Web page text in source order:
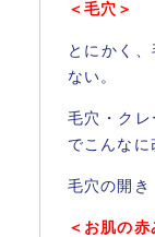
＜毛穴＞
とにかく
ない。
毛穴・ク
でこんなに
毛穴の開き
＜お肌の赤